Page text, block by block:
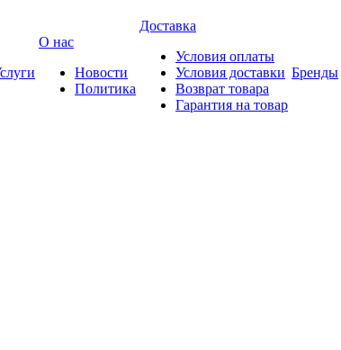
О нас
Новости
Политика
Доставка
Условия оплаты
Условия доставки
Возврат товара
Гарантия на товар
Бренды